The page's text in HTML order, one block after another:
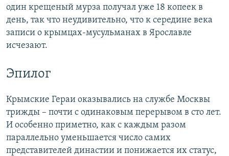
один крещеный мурза получал уже 18 копеек в
день, так что неудивительно, что к середине века
записи о крымцах-мусульманах в Ярославле
исчезают.
Эпилог
Крымские Гераи оказывались на службе Москвы
трижды – почти с одинаковым перерывом в сто лет.
И особенно приметно, как с каждым разом
параллельно уменьшается число самих
представителей династии и понижается их статус,